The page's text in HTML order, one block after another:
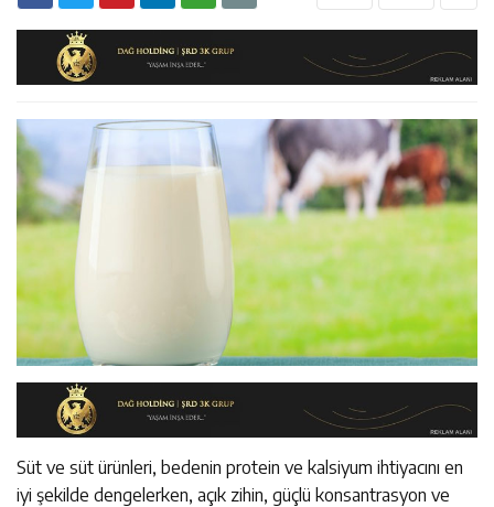
Ziyaret Etti
14:26 Geleceğin Üreticileri Tarım Teknolojileriyle Tanışıyor
Süt ve süt ürünleri, bedenin protein ve kalsiyum ihtiyacını en
iyi şekilde dengelerken, açık zihin, güçlü konsantrasyon ve